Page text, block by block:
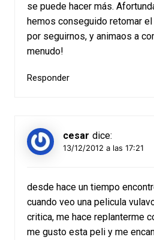
se puede hacer más.
hemos conseguido retomar el
por seguirnos, y animaos a
menudo!
Responder
cesar dice:
13/12/2012 a las 17:21
desde hace un tiempo
cuando veo una pelicula
critica, me hace replanterme
me gusto esta peli y me